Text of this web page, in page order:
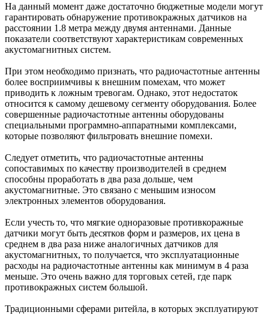
На данный момент даже достаточно бюджетные модели могут
гарантировать обнаружение противокражных датчиков на
расстоянии 1.8 метра между двумя антеннами. Данные
показатели соответствуют характеристикам современных
акустомагнитных систем.
При этом необходимо признать, что радиочастотные антенны
более восприимчивы к внешним помехам, что может
приводить к ложным тревогам. Однако, этот недостаток
относится к самому дешевому сегменту оборудования. Более
совершенные радиочастотные антенны оборудованы
специальными программно-аппаратными комплексами,
которые позволяют фильтровать внешние помехи.
Следует отметить, что радиочастотные антенны
сопоставимых по качеству производителей в среднем
способны проработать в два раза дольше, чем
акустомагнитные. Это связано с меньшим износом
электронных элементов оборудования.
Если учесть то, что мягкие одноразовые противкоражные
датчики могут быть десятков форм и размеров, их цена в
среднем в два раза ниже аналогичных датчиков для
акустомагнитных, то получается, что эксплуатационные
расходы на радиочастотные антенны как минимум в 4 раза
меньше. Это очень важно для торговых сетей, где парк
противокражных систем большой.
Традиционными сферами ритейла, в которых эксплуатируют